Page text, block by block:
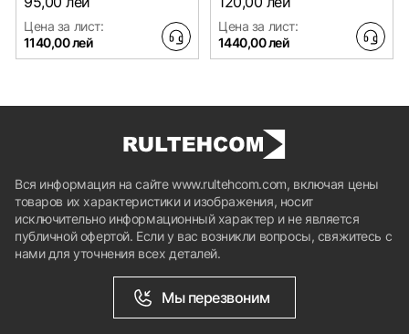
Цена за лист:
1140,00 лей
Цена за лист:
1440,00 лей
Вся информация на сайте www.rultehcom.com, включая цены
товаров их характеристики и изображения, носит
исключительно информационный характер и не является
публичной офертой. Если у вас возникли вопросы, свяжитесь с
нами для уточнения всех деталей.
Мы перезвоним